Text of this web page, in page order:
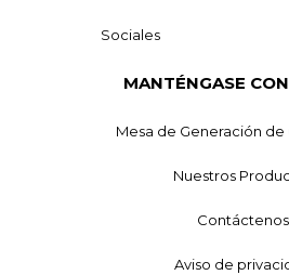
Sociales
MANTÉNGASE
Mesa de Generación
Nuestros
Contáctenos
Aviso de